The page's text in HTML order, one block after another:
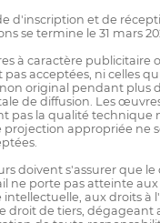
d'inscription et de
se termine le 31 mars
à caractère publicitaire
pas acceptées, ni celles
original pendant plus
de diffusion. Les
pas la qualité technique
projection appropriée ne
doivent s'assurer que
ne porte pas atteinte
intellectuelle, aux droits à
droit de tiers, dégageant